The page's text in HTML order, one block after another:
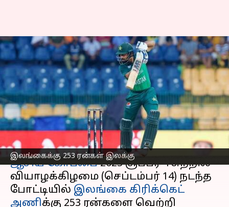
இலங்கைக்கு 253 ரன்கள் இலக்கு
PAK vs SL : முகமது
ரிஸ்வான் பேட்டிங் அபாரம்;
இலங்கைக்கு 253 ரன்கள்
இலக்கு
எழுதியவர் Sekar Chinnappan Sep 14, 2023 09:57 pm
செய்தி முன்னோட்டம்
ஆசிய கோப்பை2023 சூப்பர் 4 சுற்றில்
வியாழக்கிழமை (செப்டம்பர் 14) நடந்த
போட்டியில் இலங்கை கிரிக்கெட்
அணிக்கு 253 ரன்களை வெற்றி